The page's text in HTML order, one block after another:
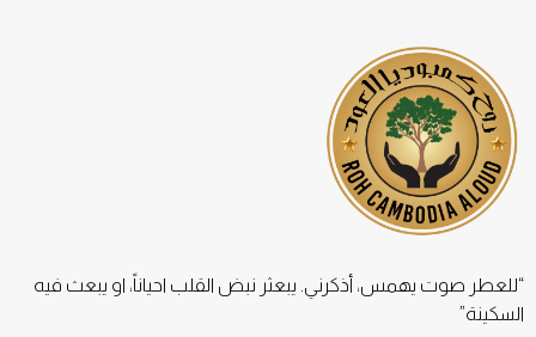
“للعطر صوت يهمس، أذكرني. يبعثر نبض القلب احياناً، او يبعث فيه
السكينة”